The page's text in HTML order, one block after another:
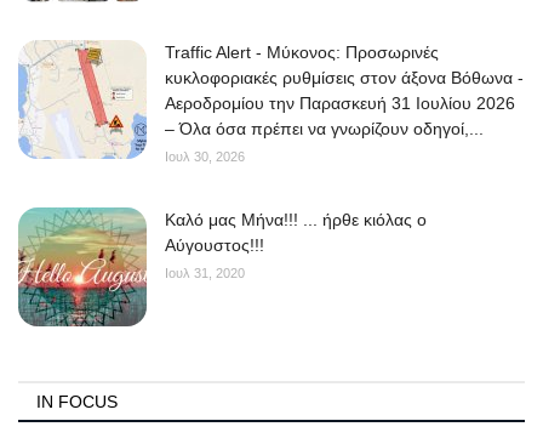
Traffic Alert - Μύκονος: Προσωρινές
κυκλοφοριακές ρυθμίσεις στον άξονα Βόθωνα -
Αεροδρομίου την Παρασκευή 31 Ιουλίου 2026
– Όλα όσα πρέπει να γνωρίζουν οδηγοί,...
Ιουλ 30, 2026
Kαλό μας Μήνα!!! ... ήρθε κιόλας ο
Αύγουστος!!!
Ιουλ 31, 2020
IN FOCUS